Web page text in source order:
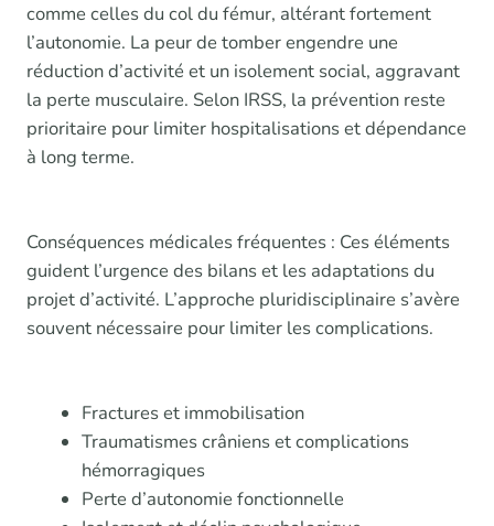
comme celles du col du fémur, altérant fortement
l’autonomie. La peur de tomber engendre une
réduction d’activité et un isolement social, aggravant
la perte musculaire. Selon IRSS, la prévention reste
prioritaire pour limiter hospitalisations et dépendance
à long terme.
Conséquences médicales fréquentes : Ces éléments
guident l’urgence des bilans et les adaptations du
projet d’activité. L’approche pluridisciplinaire s’avère
souvent nécessaire pour limiter les complications.
Fractures et immobilisation
Traumatismes crâniens et complications
hémorragiques
Perte d’autonomie fonctionnelle